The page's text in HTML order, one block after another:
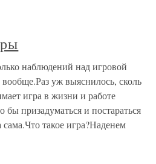
наблюдений над игровой
вообще.Раз уж выяснилось, сколь
игра в жизни и работе
бы призадуматься и постараться
такое игра?Наденем